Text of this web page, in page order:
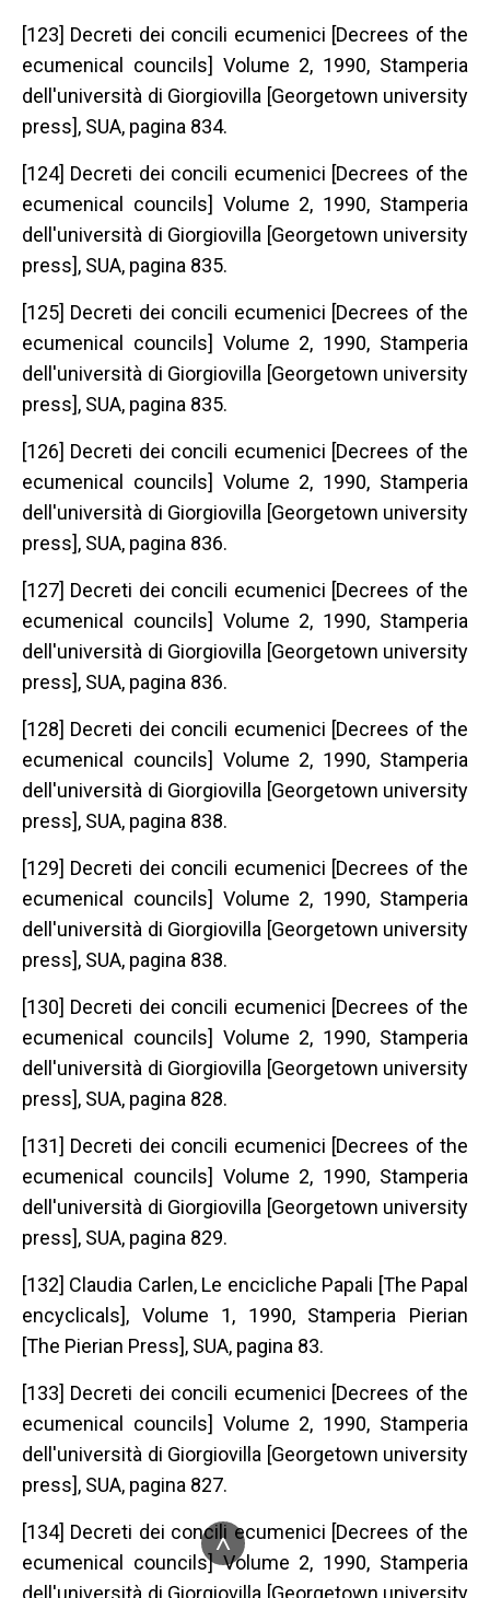
[123] Decreti dei concili ecumenici [Decrees of the
ecumenical councils] Volume 2, 1990, Stamperia
dell'università di Giorgiovilla [Georgetown university
press], SUA, pagina 834.
[124] Decreti dei concili ecumenici [Decrees of the
ecumenical councils] Volume 2, 1990, Stamperia
dell'università di Giorgiovilla [Georgetown university
press], SUA, pagina 835.
[125] Decreti dei concili ecumenici [Decrees of the
ecumenical councils] Volume 2, 1990, Stamperia
dell'università di Giorgiovilla [Georgetown university
press], SUA, pagina 835.
[126] Decreti dei concili ecumenici [Decrees of the
ecumenical councils] Volume 2, 1990, Stamperia
dell'università di Giorgiovilla [Georgetown university
press], SUA, pagina 836.
[127] Decreti dei concili ecumenici [Decrees of the
ecumenical councils] Volume 2, 1990, Stamperia
dell'università di Giorgiovilla [Georgetown university
press], SUA, pagina 836.
[128] Decreti dei concili ecumenici [Decrees of the
ecumenical councils] Volume 2, 1990, Stamperia
dell'università di Giorgiovilla [Georgetown university
press], SUA, pagina 838.
[129] Decreti dei concili ecumenici [Decrees of the
ecumenical councils] Volume 2, 1990, Stamperia
dell'università di Giorgiovilla [Georgetown university
press], SUA, pagina 838.
[130] Decreti dei concili ecumenici [Decrees of the
ecumenical councils] Volume 2, 1990, Stamperia
dell'università di Giorgiovilla [Georgetown university
press], SUA, pagina 828.
[131] Decreti dei concili ecumenici [Decrees of the
ecumenical councils] Volume 2, 1990, Stamperia
dell'università di Giorgiovilla [Georgetown university
press], SUA, pagina 829.
[132] Claudia Carlen, Le encicliche Papali [The Papal
encyclicals], Volume 1, 1990, Stamperia Pierian
[The Pierian Press], SUA, pagina 83.
[133] Decreti dei concili ecumenici [Decrees of the
ecumenical councils] Volume 2, 1990, Stamperia
dell'università di Giorgiovilla [Georgetown university
press], SUA, pagina 827.
[134] Decreti dei concili ecumenici [Decrees of the
ecumenical councils] Volume 2, 1990, Stamperia
dell'università di Giorgiovilla [Georgetown university
^